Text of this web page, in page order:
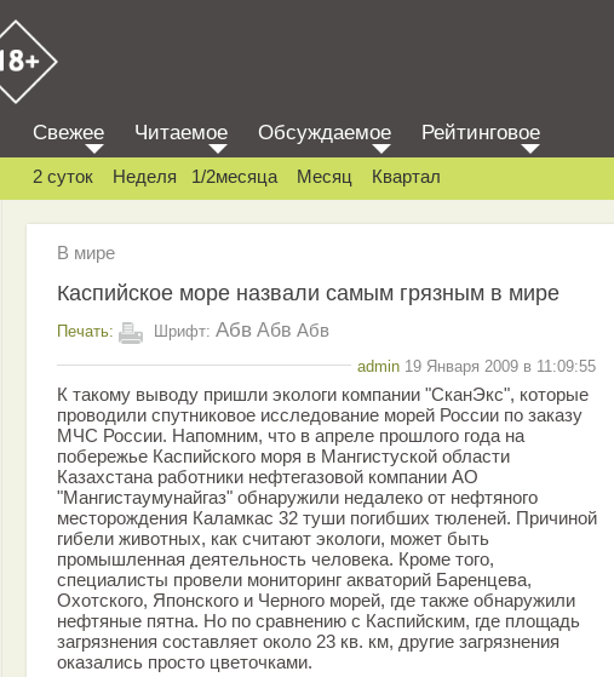
Свежее Читаемое Обсуждаемое Рейтинговое
2 суток Неделя 1/2месяца Месяц Квартал
В мире
Каспийское море назвали самым грязным в мире
Печать: Шрифт: Абв Абв Абв
admin 19 Января 2009 в 11:09:55
К такому выводу пришли экологи компании "СканЭкс", которые
проводили спутниковое исследование морей России по заказу
МЧС России. Напомним, что в апреле прошлого года на
побережье Каспийского моря в Мангистуской области
Казахстана работники нефтегазовой компании АО
"Мангистаумунайгаз" обнаружили недалеко от нефтяного
месторождения Каламкас 32 туши погибших тюленей. Причиной
гибели животных, как считают экологи, может быть
промышленная деятельность человека. Кроме того,
специалисты провели мониторинг акваторий Баренцева,
Охотского, Японского и Черного морей, где также обнаружили
нефтяные пятна. Но по сравнению с Каспийским, где площадь
загрязнения составляет около 23 кв. км, другие загрязнения
оказались просто цветочками.